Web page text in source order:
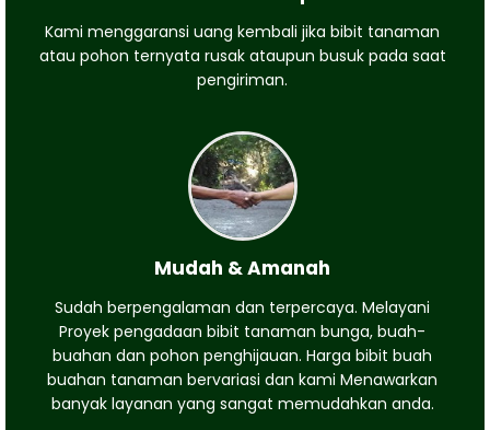
Kami menggaransi uang kembali jika bibit tanaman
atau pohon ternyata rusak ataupun busuk pada saat
pengiriman.
Mudah & Amanah
Sudah berpengalaman dan terpercaya. Melayani
Proyek pengadaan bibit tanaman bunga, buah-
buahan dan pohon penghijauan. Harga bibit buah
buahan tanaman bervariasi dan kami Menawarkan
banyak layanan yang sangat memudahkan anda.